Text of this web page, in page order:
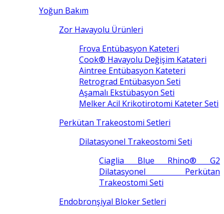
Yoğun Bakım
Zor Havayolu Ürünleri
Frova Entübasyon Kateteri
Cook® Havayolu Değişim Katateri
Aintree Entübasyon Kateteri
Retrograd Entübasyon Seti
Aşamalı Ekstübasyon Seti
Melker Acil Krikotirotomi Kateter Seti
Perkütan Trakeostomi Setleri
Dilatasyonel Trakeostomi Seti
Ciaglia Blue Rhino® G2
Dilatasyonel Perkütan
Trakeostomi Seti
Endobronşiyal Bloker Setleri